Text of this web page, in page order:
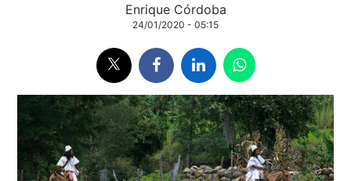
Enrique Córdoba
24/01/2020 - 05:15